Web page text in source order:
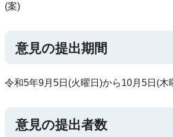
(案)
意見の提出期間
令和5年9月5日(火曜日)から10月5日(木
意見の提出者数